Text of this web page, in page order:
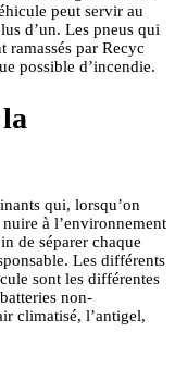
peut servir au
d’un. Les pneus qui
ramassés par Recyc
possible d’incendie.
qui, lorsqu’on
à l’environnement
de séparer chaque
Les différents
sont les différentes
non-
climatisé, l’antigel,